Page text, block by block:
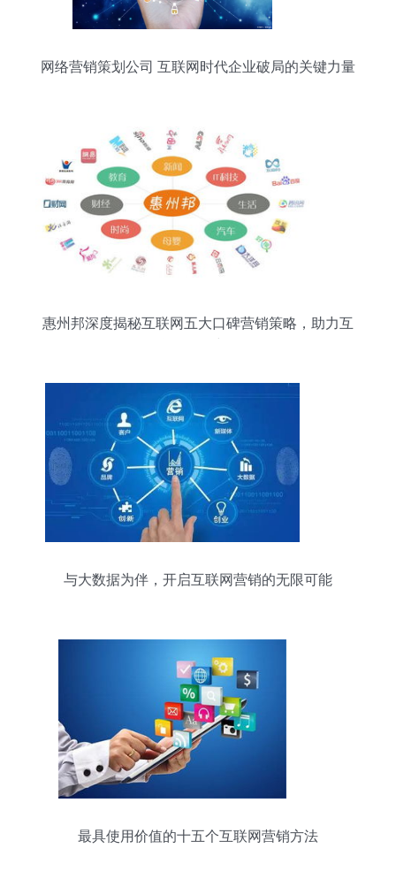
网络营销策划公司 互联网时代企业破局的关键力量
惠州邦深度揭秘互联网五大口碑营销策略，助力互
与大数据为伴，开启互联网营销的无限可能
最具使用价值的十五个互联网营销方法